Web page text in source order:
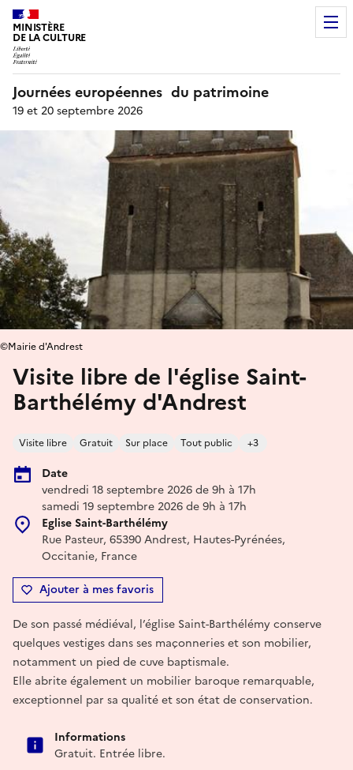
MINISTÈRE
DE LA CULTURE
Journées européennes du patrimoine
19 et 20 septembre 2026
Visite libre de l'église Saint-
Barthélémy d'Andrest
Visite libre Gratuit Sur place Tout public +3
Date
vendredi 18 septembre 2026 de 9h à 17h
samedi 19 septembre 2026 de 9h à 17h
Eglise Saint-Barthélémy
Rue Pasteur, 65390 Andrest, Hautes-Pyrénées,
Occitanie, France
Ajouter à mes favoris
©Mairie d'Andrest
De son passé médiéval, l’église Saint-Barthélémy conserve
quelques vestiges dans ses maçonneries et son mobilier,
notamment un pied de cuve baptismale.
Elle abrite également un mobilier baroque remarquable,
exceptionnel par sa qualité et son état de conservation.
Informations
Gratuit. Entrée libre.